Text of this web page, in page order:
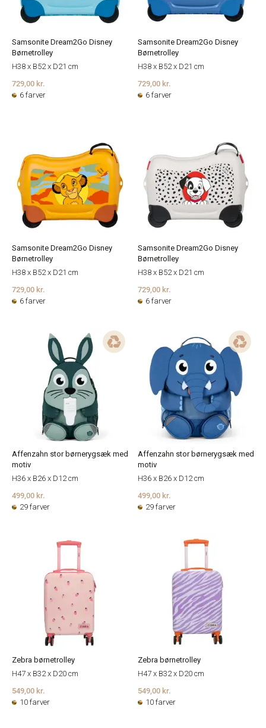
Samsonite Dream2Go Disney
Børnetrolley
H38 x B52 x D21 cm
729,00 kr.
6 farver
Samsonite Dream2Go Disney
Børnetrolley
H38 x B52 x D21 cm
729,00 kr.
6 farver
Samsonite Dream2Go Disney
Børnetrolley
H38 x B52 x D21 cm
729,00 kr.
6 farver
Samsonite Dream2Go Disney
Børnetrolley
H38 x B52 x D21 cm
729,00 kr.
6 farver
Affenzahn stor børnerygsæk med
motiv
H36 x B26 x D12 cm
499,00 kr.
29 farver
Affenzahn stor børnerygsæk med
motiv
H36 x B26 x D12 cm
499,00 kr.
29 farver
Zebra børnetrolley
H47 x B32 x D20 cm
549,00 kr.
10 farver
Zebra børnetrolley
H47 x B32 x D20 cm
549,00 kr.
10 farver